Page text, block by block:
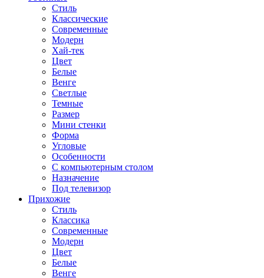
Стиль
Классические
Современные
Модерн
Хай-тек
Цвет
Белые
Венге
Светлые
Темные
Размер
Мини стенки
Форма
Угловые
Особенности
С компьютерным столом
Назначение
Под телевизор
Прихожие
Стиль
Классика
Современные
Модерн
Цвет
Белые
Венге